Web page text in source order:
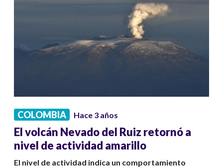
COLOMBIA Hace 3 años
El volcán Nevado del Ruiz retornó a
nivel de actividad amarillo
El nivel de actividad indica un comportamiento